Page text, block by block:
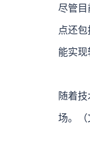
尽管
点还
能实
随着
场。（